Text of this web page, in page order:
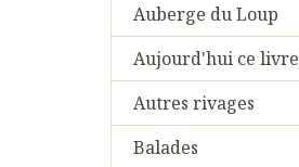
Auberge du Loup
Aujourd'hui ce livre
Autres rivages
Balades